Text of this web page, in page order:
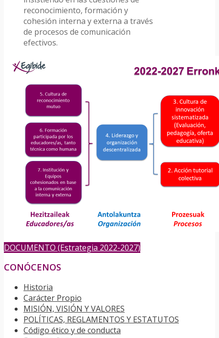
reconocimiento, formación y
cohesión interna y externa a través
de procesos de comunicación
efectivos.
DOCUMENTO (Estrategia 2022-2027)
CONÓCENOS
Historia
Carácter Propio
MISIÓN, VISIÓN Y VALORES
POLÍTICAS, REGLAMENTOS Y ESTATUTOS
Código ético y de conducta